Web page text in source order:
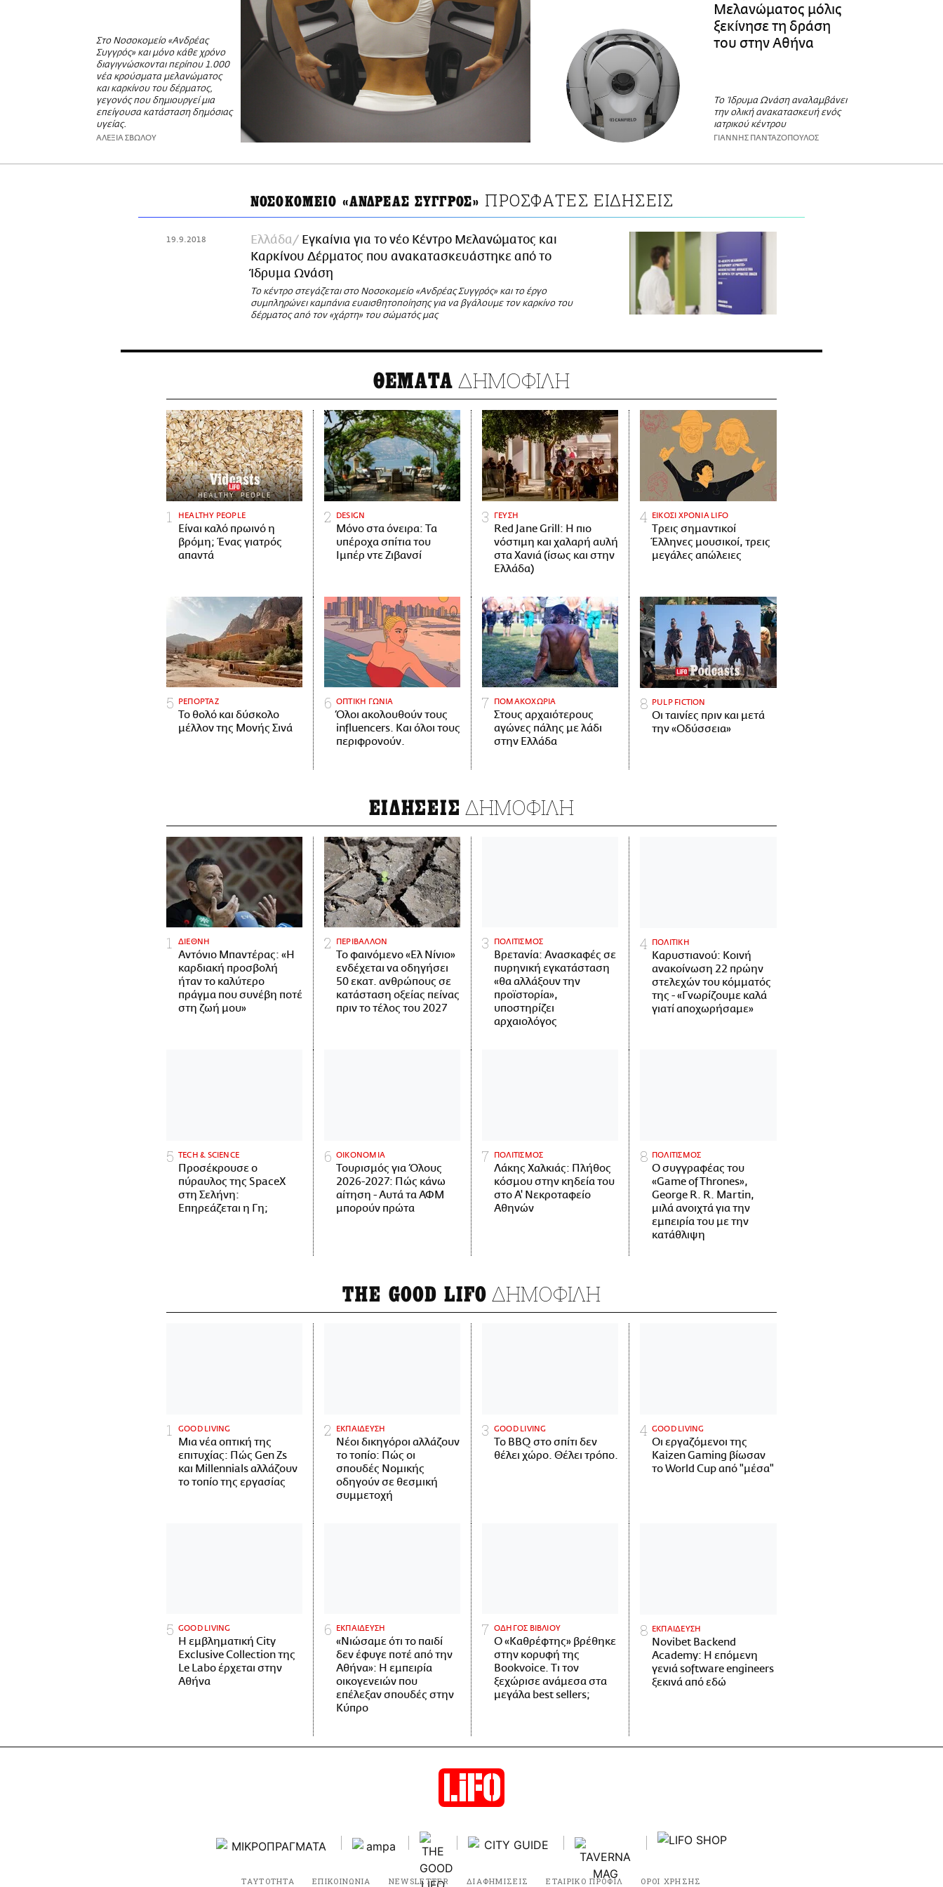
Στο Νοσοκομείο «Ανδρέας
Συγγρός» και μόνο κάθε χρόνο
διαγιγνώσκονται περίπου 1.000
νέα κρούσματα μελανώματος
και καρκίνου του δέρματος,
γεγονός που δημιουργεί μια
επείγουσα κατάσταση δημόσιας
υγείας.
ΑΛΕΞΙΑ ΣΒΩΛΟΥ
Μελανώματος μόλις
ξεκίνησε τη δράση
του στην Αθήνα
Το Ίδρυμα Ωνάση αναλαμβάνει
την ολική ανακατασκευή ενός
ιατρικού κέντρου
ΓΙΑΝΝΗΣ ΠΑΝΤΑΖΟΠΟΥΛΟΣ
ΝΟΣΟΚΟΜΕΙΟ «ΑΝΔΡΕΑΣ ΣΥΓΓΡΟΣ» ΠΡΟΣΦΑΤΕΣ ΕΙΔΗΣΕΙΣ
19.9.2018 Ελλάδα
Εγκαίνια για το νέο Κέντρο Μελανώματος και
Καρκίνου Δέρματος που ανακατασκευάστηκε από το
Ίδρυμα Ωνάση
Το κέντρο στεγάζεται στο Νοσοκομείο «Ανδρέας Συγγρός» και το έργο
συμπληρώνει καμπάνια ευαισθητοποίησης για να βγάλουμε τον καρκίνο του
δέρματος από τον «χάρτη» του σώματός μας
ΘΕΜΑΤΑ ΔΗΜΟΦΙΛΗ
HEALTHY PEOPLE
Είναι καλό πρωινό η
βρόμη; Ένας γιατρός
απαντά
DESIGN
Μόνο στα όνειρα: Τα
υπέροχα σπίτια του
Ιμπέρ ντε Ζιβανσί
ΓΕΥΣΗ
Red Jane Grill: Η πιο
νόστιμη και χαλαρή αυλή
στα Χανιά (ίσως και στην
Ελλάδα)
ΕΙΚΟΣΙ ΧΡΟΝΙΑ LIFO
Tρεις σημαντικοί
Έλληνες μουσικοί, τρεις
μεγάλες απώλειες
ΡΕΠΟΡΤΑΖ
Το θολό και δύσκολο
μέλλον της Μονής Σινά
ΟΠΤΙΚΗ ΓΩΝΙΑ
Όλοι ακολουθούν τους
influencers. Και όλοι τους
περιφρονούν.
ΠΟΜΑΚΟΧΩΡΙΑ
Στους αρχαιότερους
αγώνες πάλης με λάδι
στην Ελλάδα
PULP FICTION
Οι ταινίες πριν και μετά
την «Οδύσσεια»
ΕΙΔΗΣΕΙΣ ΔΗΜΟΦΙΛΗ
ΔΙΕΘΝΗ
Αντόνιο Μπαντέρας: «Η
καρδιακή προσβολή
ήταν το καλύτερο
πράγμα που συνέβη ποτέ
στη ζωή μου»
ΠΕΡΙΒΑΛΛΟΝ
Το φαινόμενο «Ελ Νίνιο»
ενδέχεται να οδηγήσει
50 εκατ. ανθρώπους σε
κατάσταση οξείας πείνας
πριν το τέλος του 2027
ΠΟΛΙΤΙΣΜΟΣ
Βρετανία: Ανασκαφές σε
πυρηνική εγκατάσταση
«θα αλλάξουν την
προϊστορία»,
υποστηρίζει
αρχαιολόγος
ΠΟΛΙΤΙΚΗ
Καρυστιανού: Κοινή
ανακοίνωση 22 πρώην
στελεχών του κόμματός
της - «Γνωρίζουμε καλά
γιατί αποχωρήσαμε»
ΤECH & SCIENCE
Προσέκρουσε ο
πύραυλος της SpaceX
στη Σελήνη:
Επηρεάζεται η Γη;
ΟΙΚΟΝΟΜΙΑ
Τουρισμός για Όλους
2026-2027: Πώς κάνω
αίτηση - Αυτά τα ΑΦΜ
μπορούν πρώτα
ΠΟΛΙΤΙΣΜΟΣ
Λάκης Χαλκιάς: Πλήθος
κόσμου στην κηδεία του
στο Α' Νεκροταφείο
Αθηνών
ΠΟΛΙΤΙΣΜΟΣ
Ο συγγραφέας του
«Game of Thrones»,
George R. R. Martin,
μιλά ανοιχτά για την
εμπειρία του με την
κατάθλιψη
THE GOOD LIFO ΔΗΜΟΦΙΛΗ
GOOD LIVING
Μια νέα οπτική της
επιτυχίας: Πώς Gen Zs
και Millennials αλλάζουν
το τοπίο της εργασίας
ΕΚΠΑΙΔΕΥΣΗ
Νέοι δικηγόροι αλλάζουν
το τοπίο: Πώς οι
σπουδές Νομικής
οδηγούν σε θεσμική
συμμετοχή
GOOD LIVING
Το BBQ στο σπίτι δεν
θέλει χώρο. Θέλει τρόπο.
GOOD LIVING
Οι εργαζόμενοι της
Kaizen Gaming βίωσαν
το World Cup από "μέσα"
GOOD LIVING
Η εμβληματική City
Exclusive Collection της
Le Labo έρχεται στην
Αθήνα
ΕΚΠΑΙΔΕΥΣΗ
«Νιώσαμε ότι το παιδί
δεν έφυγε ποτέ από την
Αθήνα»: Η εμπειρία
οικογενειών που
επέλεξαν σπουδές στην
Κύπρο
ΟΔΗΓΟΣ ΒΙΒΛΙΟΥ
Ο «Καθρέφτης» βρέθηκε
στην κορυφή της
Bookvoice. Τι τον
ξεχώρισε ανάμεσα στα
μεγάλα best sellers;
ΕΚΠΑΙΔΕΥΣΗ
Novibet Backend
Academy: Η επόμενη
γενιά software engineers
ξεκινά από εδώ
ΤΑΥΤΟΤΗΤΑ ΕΠΙΚΟΙΝΩΝΙΑ NEWSLETTER ΔΙΑΦΗΜΙΣΕΙΣ ΕΤΑΙΡΙΚΟ ΠΡΟΦΙΛ ΟΡΟΙ ΧΡΗΣΗΣ